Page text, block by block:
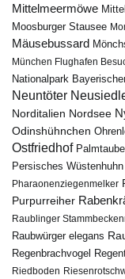
Mittelmeermöwe
Moosburger Stausee
Mäusebussard
München Flughafen
Nationalpark
Neuntöter
Norditalien Nordsee
Odinshühnchen
Ostfriedhof Palmtaube
Persisches Wüstenhuhn
Pharaonenziegenmelker
Purpurreiher
Raublinger
Raubwürger elegans
Regenbrachvogel
Riedboden